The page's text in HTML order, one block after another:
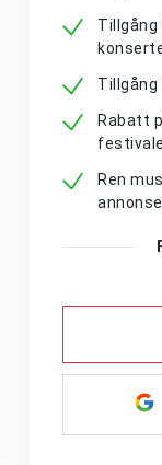
Tillgång
Rabatt
Ren